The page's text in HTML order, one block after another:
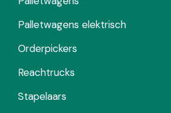
Palletwagens elektrisch
Orderpickers
Reachtrucks
Stapelaars